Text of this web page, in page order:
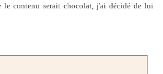
le contenu serait chocolat, j'ai décidé de lui